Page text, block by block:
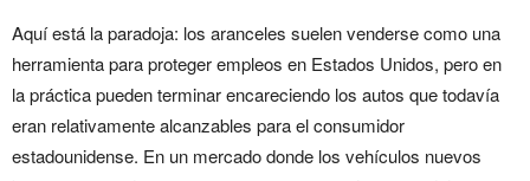
Aquí está la paradoja: los aranceles suelen venderse como una
herramienta para proteger empleos en Estados Unidos, pero en
la práctica pueden terminar encareciendo los autos que todavía
eran relativamente alcanzables para el consumidor
estadounidense. En un mercado donde los vehículos nuevos